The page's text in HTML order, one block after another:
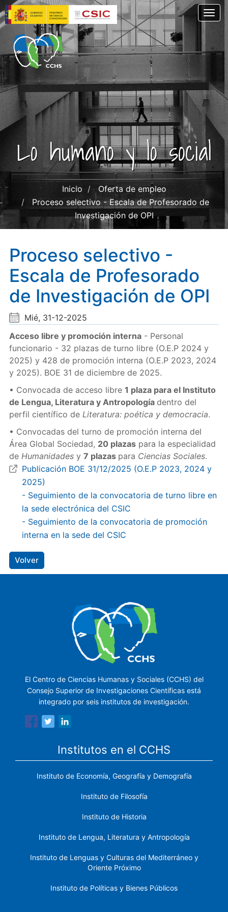
Pasar
al
contenido
principal
Lo humano y lo social
Inicio
Oferta de empleo
Proceso selectivo - Escala de Profesorado de
Investigación de OPI
Proceso selectivo -
Escala de Profesorado
de Investigación de OPI
Mié, 31-12-2025
Acceso libre y promoción interna- Personal
funcionario - 32 plazas de turno libre (O.E.P 2024 y
2025) y 428 de promoción interna (O.E.P 2023, 2024
y 2025). BOE 31 de diciembre de 2025.
• Convocada de acceso libre 1 plaza para el Instituto
de Lengua, Literatura y Antropología dentro del
perfil científico de Literatura: poética y democracia.
• Convocadas del turno de promoción interna del
Área Global Sociedad, 20 plazaspara la especialidad
de Humanidades y 7 plazas para Ciencias Sociales.
Publicación BOE 31/12/2025 (O.E.P 2023, 2024 y
2025)
- Seguimiento de la convocatoria de turno libre en
la sede electrónica del CSIC
- Seguimiento de la convocatoria de promoción
interna en la sede del CSIC
Volver
El Centro de Ciencias Humanas y Sociales (CCHS) del
Consejo Superior de Investigaciones Científicas está
integrado por seis institutos de investigación.
Institutos en el CCHS
Instituto de Economía, Geografía y Demografía
Instituto de Filosofía
Instituto de Historia
Instituto de Lengua, Literatura y Antropología
Instituto de Lenguas y Culturas del Mediterráneo y
Oriente Próximo
Instituto de Políticas y Bienes Públicos